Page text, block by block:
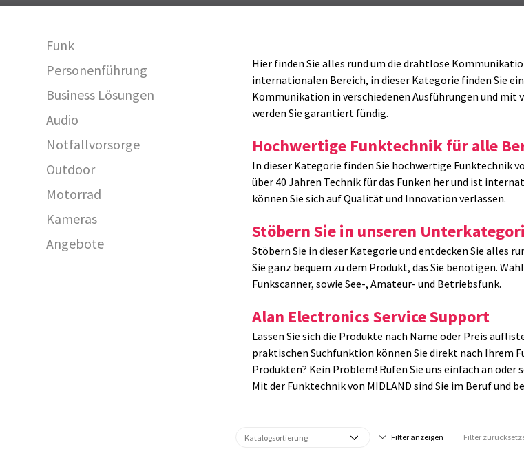
Funk
Personenführung
Business Lösungen
Audio
Notfallvorsorge
Outdoor
Motorrad
Kameras
Angebote
Hier finden Sie alles rund um die drahtlose
internationalen Bereich, in dieser Kategorie finden Sie
Kommunikation in verschiedenen Ausführungen und mit
werden Sie garantiert fündig.
Hochwertige Funktechnik für alle
In dieser Kategorie finden Sie hochwertige Funktechnik
über 40 Jahren Technik für das Funken her und ist
können Sie sich auf Qualität und Innovation verlassen.
Stöbern Sie in unseren
Stöbern Sie in dieser Kategorie und entdecken Sie alles
Sie ganz bequem zu dem Produkt, das Sie benötigen.
Funkscanner, sowie See-, Amateur- und Betriebsfunk.
Alan Electronics Service Support
Lassen Sie sich die Produkte nach Name oder Preis
praktischen Suchfunktion können Sie direkt nach Ihrem
Produkten? Kein Problem! Rufen Sie uns einfach an
Mit der Funktechnik von MIDLAND sind Sie im Beruf
Filter anzeigen Filter
29829